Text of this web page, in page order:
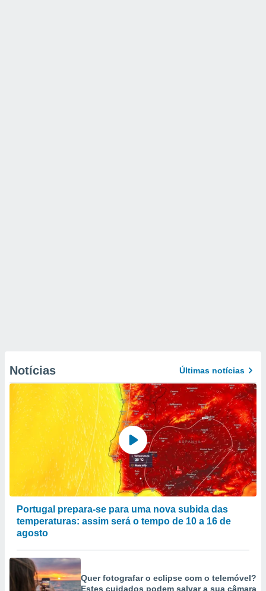
Notícias Últimas notícias
Portugal prepara-se para uma nova subida das
temperaturas: assim será o tempo de 10 a 16 de
agosto
Quer fotografar o eclipse com o telemóvel?
Estes cuidados podem salvar a sua câmara